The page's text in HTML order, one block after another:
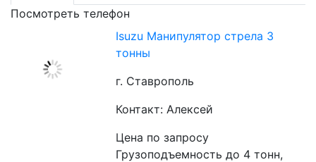
Посмотреть телефон
Isuzu Манипулятор стрела 3
тонны
г. Ставрополь
Контакт: Алексей
Цена по запросу
Грузоподъемность до 4 тонн,